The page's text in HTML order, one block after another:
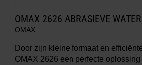
OMAX 2626 ABRASIEVE
OMAX
Door zijn kleine formaat en
OMAX 2626 een perfecte oplossing